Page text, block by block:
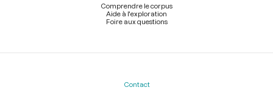
Comprendre le corpus
Aide à l'exploration
Foire aux questions
Contact